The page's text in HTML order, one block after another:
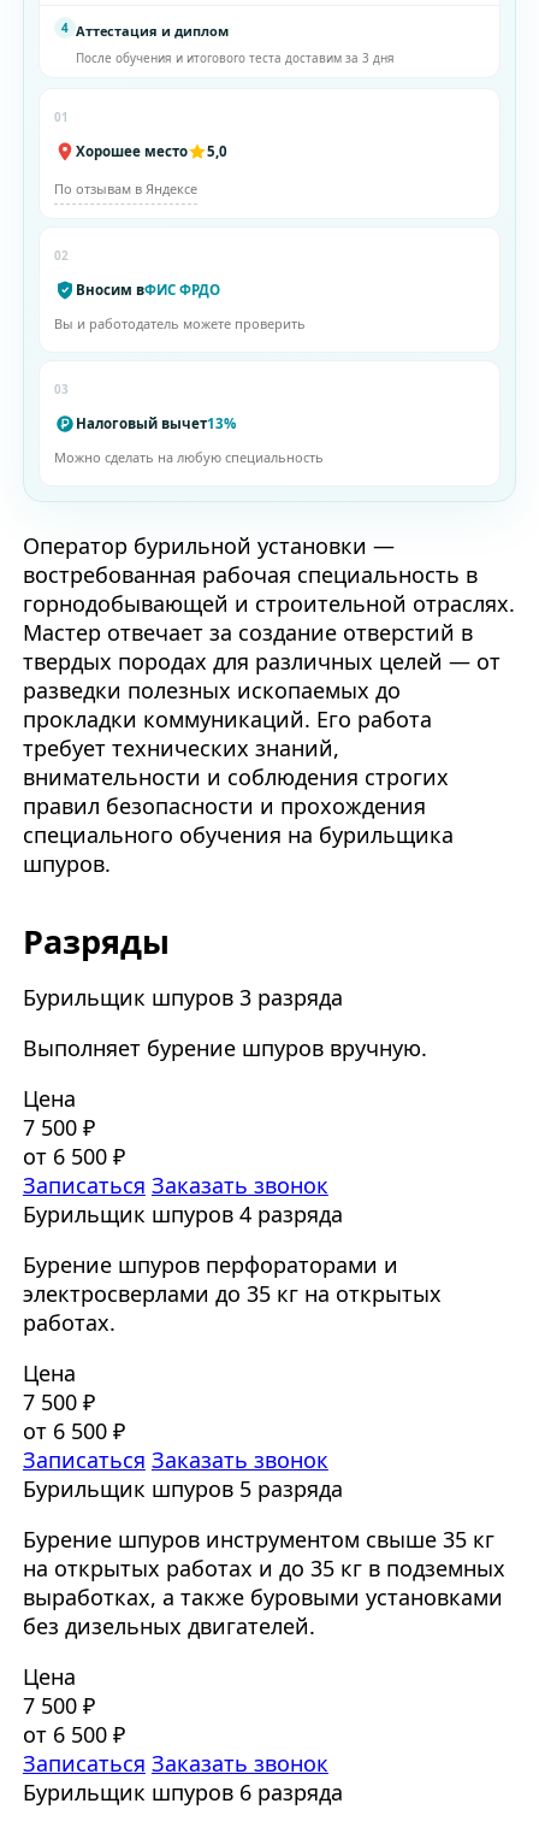
4 Аттестация и диплом
После обучения и итогового теста доставим за 3 дня
01
Хорошее место 5,0
По отзывам в Яндексе
02
Вносим вФИС ФРДО
Вы и работодатель можете проверить
03
Налоговый вычет13%
Можно сделать на любую специальность
Оператор бурильной установки —
востребованная рабочая специальность в
горнодобывающей и строительной отраслях.
Мастер отвечает за создание отверстий в
твердых породах для различных целей — от
разведки полезных ископаемых до
прокладки коммуникаций. Его работа
требует технических знаний,
внимательности и соблюдения строгих
правил безопасности и прохождения
специального обучения на бурильщика
шпуров.
Разряды
Бурильщик шпуров 3 разряда
Выполняет бурение шпуров вручную.
Цена
7 500 ₽
от 6 500 ₽
Записаться Заказать звонок
Бурильщик шпуров 4 разряда
Бурение шпуров перфораторами и
электросверлами до 35 кг на открытых
работах.
Цена
7 500 ₽
от 6 500 ₽
Записаться Заказать звонок
Бурильщик шпуров 5 разряда
Бурение шпуров инструментом свыше 35 кг
на открытых работах и до 35 кг в подземных
выработках, а также буровыми установками
без дизельных двигателей.
Цена
7 500 ₽
от 6 500 ₽
Записаться Заказать звонок
Бурильщик шпуров 6 разряда